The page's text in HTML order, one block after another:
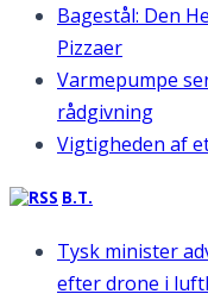
Bagestål: Den
Pizzaer
Varmepumpe
rådgivning
Vigtigheden af
B.T.
Tysk minister
efter drone i